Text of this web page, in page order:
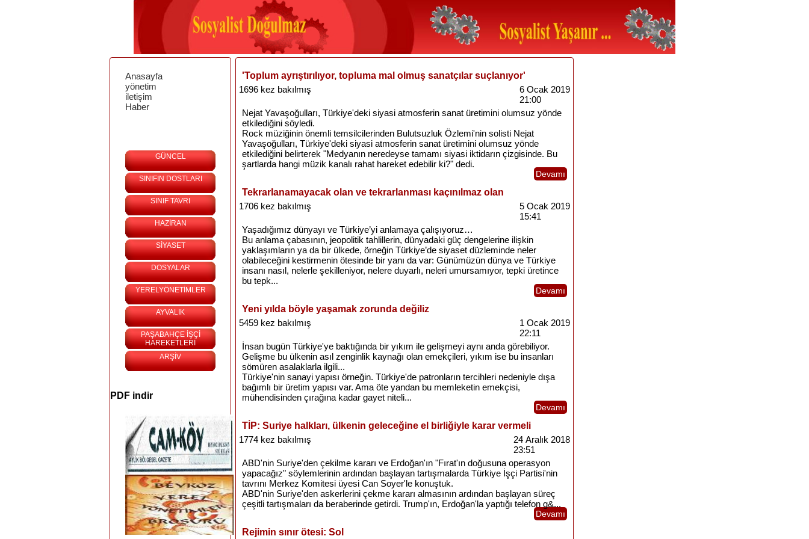
Anasayfa
yönetim
iletişim
Haber
GÜNCEL
SINIFIN DOSTLARI
SINIF TAVRI
HAZİRAN
SİYASET
DOSYALAR
YERELYÖNETİMLER
AYVALIK
PAŞABAHÇE İŞÇİ
HAREKETLERİ
ARŞİV
PDF indir
'Toplum ayrıştırılıyor, topluma mal olmuş sanatçılar suçlanıyor'
1696 kez bakılmış
6 Ocak 2019
21:00
Nejat Yavaşoğulları, Türkiye'deki siyasi atmosferin sanat üretimini olumsuz yönde
etkilediğini söyledi.
Rock müziğinin önemli temsilcilerinden Bulutsuzluk Özlemi'nin solisti Nejat
Yavaşoğulları, Türkiye'deki siyasi atmosferin sanat üretimini olumsuz yönde
etkilediğini belirterek "Medyanın neredeyse tamamı siyasi iktidarın çizgisinde. Bu
şartlarda hangi müzik kanalı rahat hareket edebilir ki?" dedi.
Devamı
Tekrarlanamayacak olan ve tekrarlanması kaçınılmaz olan
1706 kez bakılmış
5 Ocak 2019
15:41
Yaşadığımız dünyayı ve Türkiye’yi anlamaya çalışıyoruz…
Bu anlama çabasının, jeopolitik tahlillerin, dünyadaki güç dengelerine ilişkin
yaklaşımların ya da bir ülkede, örneğin Türkiye’de siyaset düzleminde neler
olabileceğini kestirmenin ötesinde bir yanı da var: Günümüzün dünya ve Türkiye
insanı nasıl, nelerle şekilleniyor, nelere duyarlı, neleri umursamıyor, tepki üretince
bu tepk...
Devamı
Yeni yılda böyle yaşamak zorunda değiliz
5459 kez bakılmış
1 Ocak 2019
22:11
İnsan bugün Türkiye'ye baktığında bir yıkım ile gelişmeyi aynı anda görebiliyor.
Gelişme bu ülkenin asıl zenginlik kaynağı olan emekçileri, yıkım ise bu insanları
sömüren asalaklarla ilgili...
Türkiye'nin sanayi yapısı örneğin. Türkiye'de patronların tercihleri nedeniyle dışa
bağımlı bir üretim yapısı var. Ama öte yandan bu memleketin emekçisi,
mühendisinden çırağına kadar gayet niteli...
Devamı
TİP: Suriye halkları, ülkenin geleceğine el birliğiyle karar vermeli
1774 kez bakılmış
24 Aralık 2018
23:51
ABD'nin Suriye'den çekilme kararı ve Erdoğan'ın "Fırat'ın doğusuna operasyon
yapacağız" söylemlerinin ardından başlayan tartışmalarda Türkiye İşçi Partisi'nin
tavrını Merkez Komitesi üyesi Can Soyer'le konuştuk.
ABD'nin Suriye'den askerlerini çekme kararı almasının ardından başlayan süreç
çeşitli tartışmaları da beraberinde getirdi. Trump'ın, Erdoğan'la yaptığı telefon g&...
Devamı
Rejimin sınır ötesi: Sol